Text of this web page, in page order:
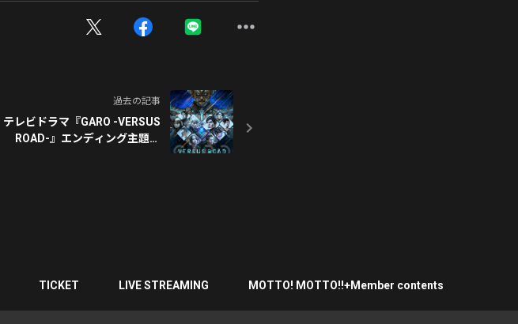
過去の記事
テレビドラマ『GARO -VERSUS
ROAD-』エンディング主題歌
TICKET LIVE STREAMING MOTTO! MOTTO!!+Member contents